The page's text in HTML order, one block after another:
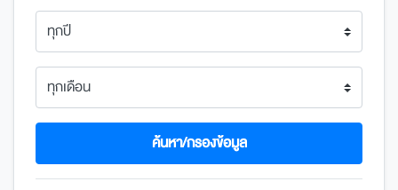
ค้นหา/กรองข้อมูล